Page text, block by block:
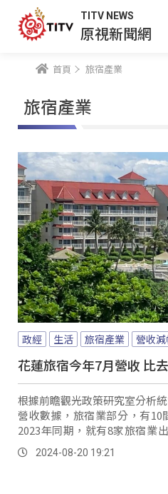
TITV NEWS
原視新聞網
首頁 旅宿產業
旅宿產業
政經 生活 旅宿產業 營收
花蓮旅宿今年7月營收 比
根據前瞻觀光政策研究室分析
營收數據，旅宿業部分，有10
2023年同期，就有8家旅宿業
名大飯店衰退最多，業者分析
影響，公路跟鐵路的不通也影響
2024-08-20 19:21